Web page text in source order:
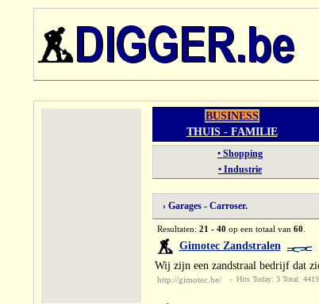
BUSINESS
THUIS - FAMILIE
• Shopping
• Industrie
› Garages - Carroser.
Resultaten: 21 - 40 op een totaal van 60
Gimotec Zandstralen
Wij zijn een zandstraal bedrijf dat
http://gimotec.be/ - Hits Today: 3 Total: 4419